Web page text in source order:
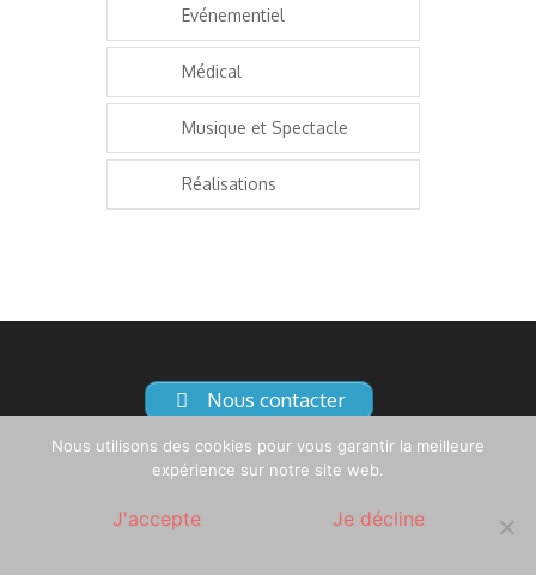
Evénementiel
Médical
Musique et Spectacle
Réalisations
Nous contacter
© Synaps Production 2013-2026 - Tous droits réservés |
Nous utilisons des cookies pour vous garantir la meilleure
expérience sur notre site web.
J'accepte Je décline